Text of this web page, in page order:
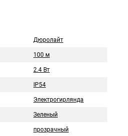
Дюролайт
100 м
2.4 Вт
IP54
Электрогирлянда
Зеленый
прозрачный